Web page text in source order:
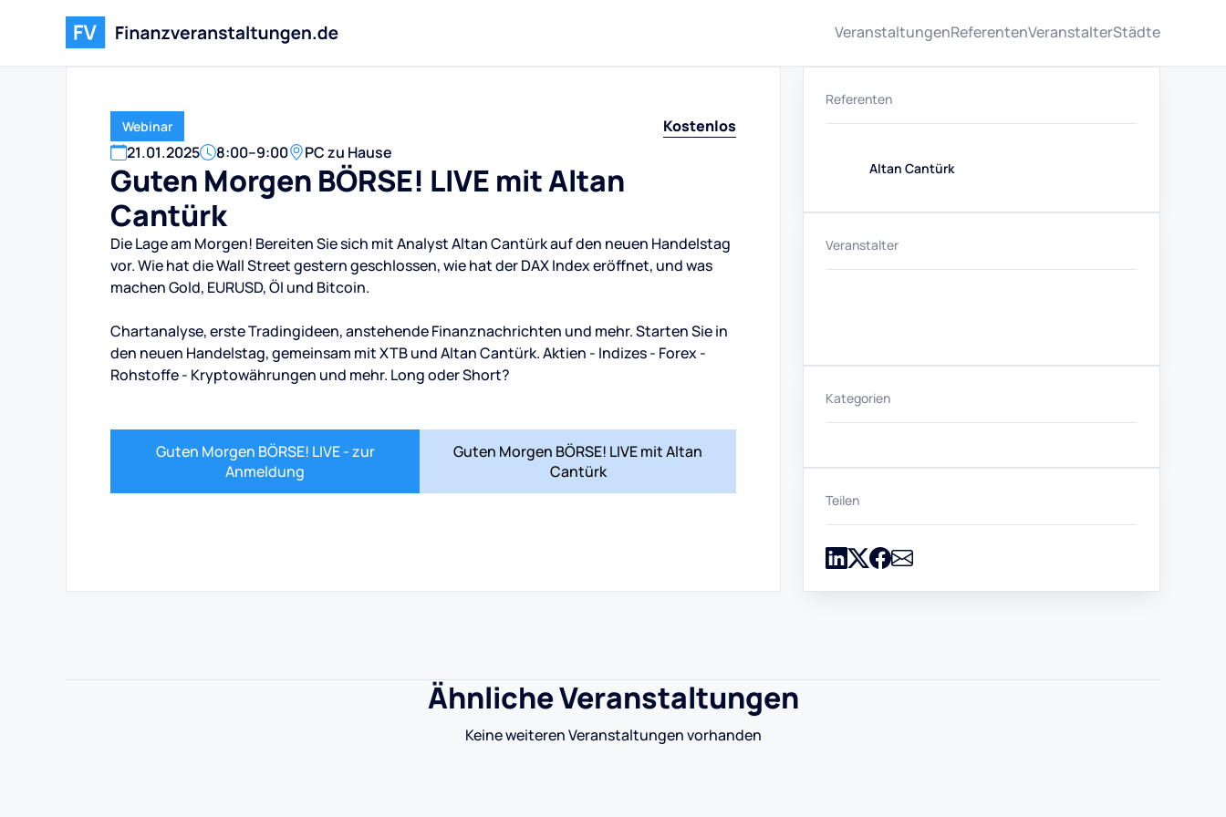
VeranstaltungenReferentenVeranstalterStädte
Webinar
Kostenlos
21.01.2025 8:00–9:00 PC zu Hause
Guten Morgen BÖRSE! LIVE mit Altan
Cantürk
Die Lage am Morgen! Bereiten Sie sich mit Analyst Altan Cantürk auf den neuen Handelstag
vor. Wie hat die Wall Street gestern geschlossen, wie hat der DAX Index eröffnet, und was
machen Gold, EURUSD, Öl und Bitcoin.
Chartanalyse, erste Tradingideen, anstehende Finanznachrichten und mehr. Starten Sie in
den neuen Handelstag, gemeinsam mit XTB und Altan Cantürk. Aktien - Indizes - Forex -
Rohstoffe - Kryptowährungen und mehr. Long oder Short?
Guten Morgen BÖRSE! LIVE - zur
Anmeldung
Guten Morgen BÖRSE! LIVE mit Altan
Cantürk
Referenten
Altan Cantürk
Veranstalter
Kategorien
Teilen
Ähnliche Veranstaltungen
Keine weiteren Veranstaltungen vorhanden